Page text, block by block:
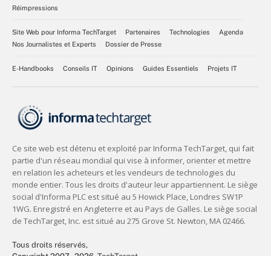
Réimpressions
Site Web pour Informa TechTarget Partenaires Technologies
Agenda
Nos Journalistes et Experts
Dossier de Presse
E-Handbooks Conseils IT Opinions Guides Essentiels Projets IT
Tous droits réservés,